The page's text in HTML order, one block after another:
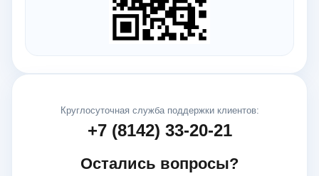
Круглосуточная служба поддержки клиентов:
+7 (8142) 33-20-21
Остались вопросы?